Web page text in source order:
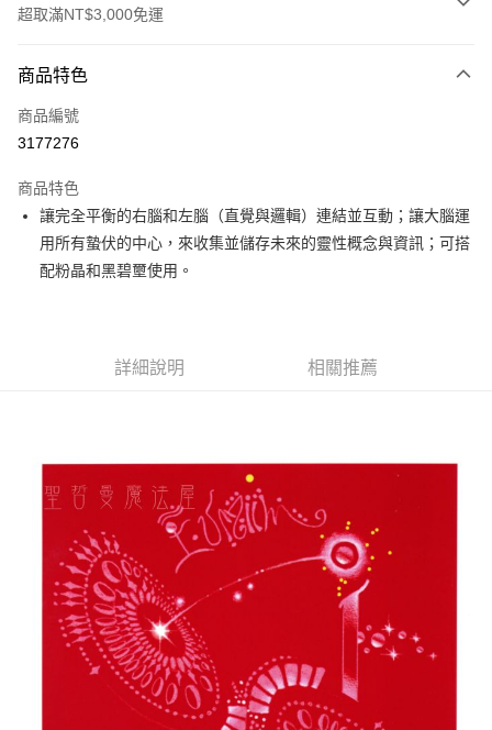
超取滿NT$3,000免運
信用卡一次付款
超商取貨付款
Apple Pay
街口支付
7-11取貨付款
每筆NT$80，滿NT$3,000(含以上)免運費
賣家宅配幫您送（台灣）
每筆NT$80，滿NT$3,000(含以上)免運費
郵局幫你送（離島）
每筆NT$80，滿NT$3,000(含以上)免運費
商品特色
商品編號
3177276
商品特色
讓完全平衡的右腦和左腦（直覺與邏輯）連結並互動；讓大腦運
用所有蟄伏的中心，來收集並儲存未來的靈性概念與資訊；可搭
配粉晶和黑碧壐使用。
詳細說明 相關推薦